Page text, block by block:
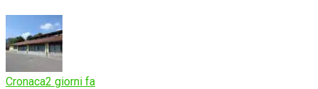
Cronaca2 giorni fa